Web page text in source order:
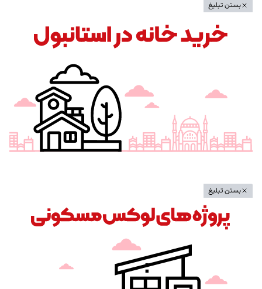
بستن تبلیغ
بستن تبلیغ